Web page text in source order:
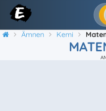
Ämnen Kemi